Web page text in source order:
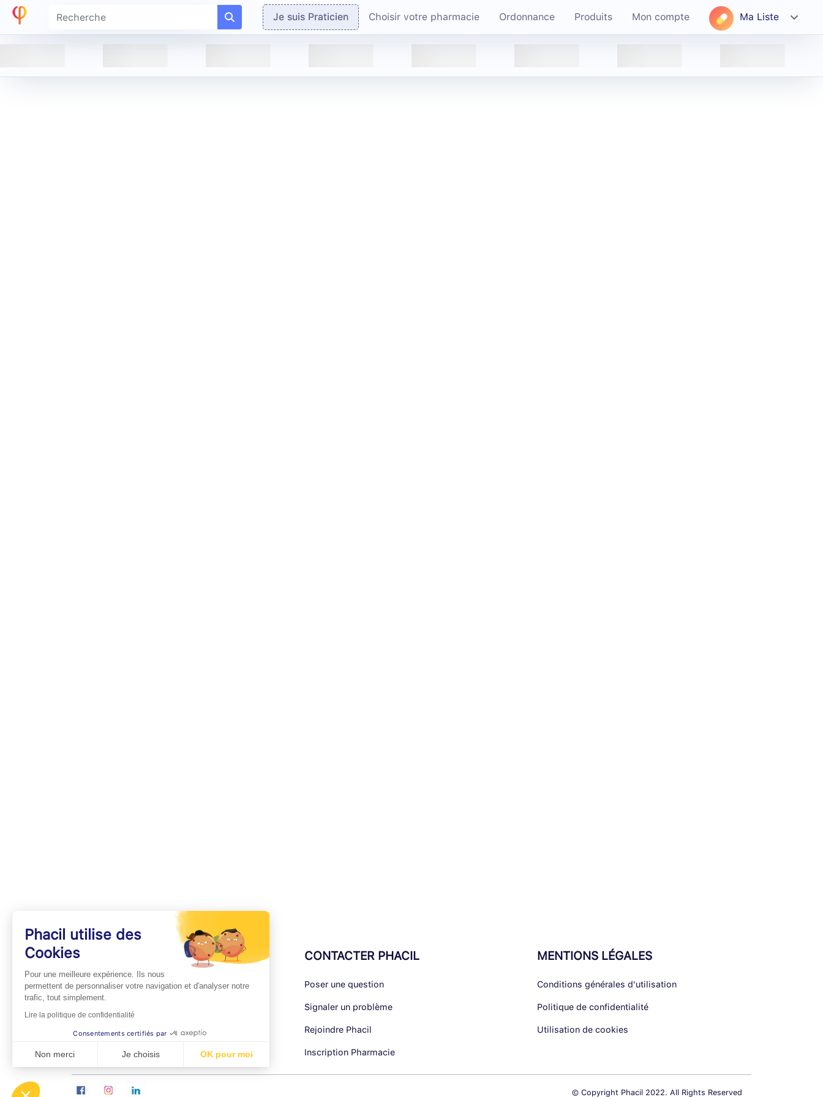
Je suis Praticien Choisir votre pharmacie Ordonnance Produits Mon compte Ma Liste
INFOS PRATIQUES
Professionnels de Santé
Espace Pharmaciens
Foire aux questions
CONTACTER PHACIL
Poser une question
Signaler un problème
Rejoindre Phacil
Inscription Pharmacie
MENTIONS LÉGALES
Conditions générales d'utilisation
Politique de confidentialité
Utilisation de cookies
© Copyright Phacil 2022. All Rights Reserved
Phacil utilise des
Cookies
Pour une meilleure expérience. Ils nous
permettent de personnaliser votre navigation et d'analyser notre
trafic, tout simplement.
Lire la politique de confidentialité
Consentements certifiés par
Non merci Je choisis OK pour moi
Axeptio consent
Plateforme de Gestion du Consentement : Personnalisez vos Options